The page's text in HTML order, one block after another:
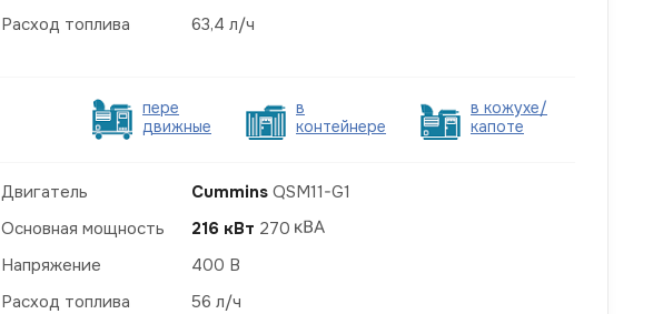
Расход топлива
63,4 л/ч
пере
движные
в
контейнере
в кожухе/
капоте
Двигатель Cummins QSM11-G1
Основная мощность
216 кВт 270
Напряжение
400 В
Расход топлива
56 л/ч